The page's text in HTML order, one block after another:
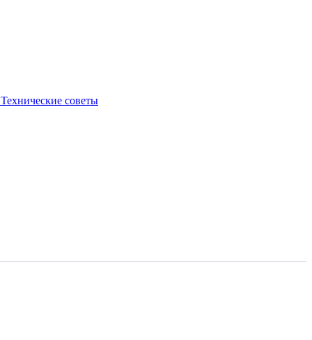
Технические советы